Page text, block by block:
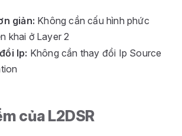
giản: Không cần cấu hình phức
khai ở Layer 2
Ip: Không cần thay đổi Ip Source
của L2DSR